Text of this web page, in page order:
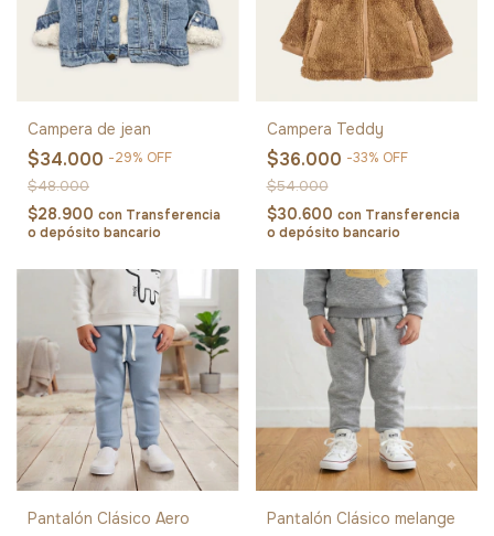
Campera de jean
$34.000 -29% OFF
$48.000
$28.900 con Transferencia
o depósito bancario
Campera Teddy
$36.000 -33% OFF
$54.000
$30.600 con Transferencia
o depósito bancario
Pantalón Clásico Aero Pantalón Clásico melange